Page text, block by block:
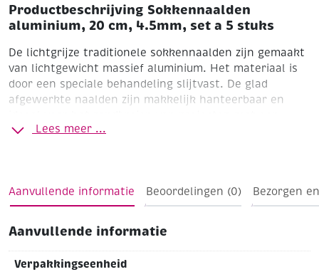
Productbeschrijving Sokkennaalden
aluminium, 20 cm, 4.5mm, set a 5 stuks
De lichtgrijze traditionele sokkennaalden zijn gemaakt
van lichtgewicht massief aluminium. Het materiaal is
door een speciale behandeling slijtvast. De glad
afgewerkte naalden zijn makkelijk hanteerbaar en
kleine diameter, zoals sokken, baby-items of mouwen
Lees meer ...
Aanvullende informatie Beoordelingen (0) Bezorgen
Aanvullende informatie
Verpakkingseenheid